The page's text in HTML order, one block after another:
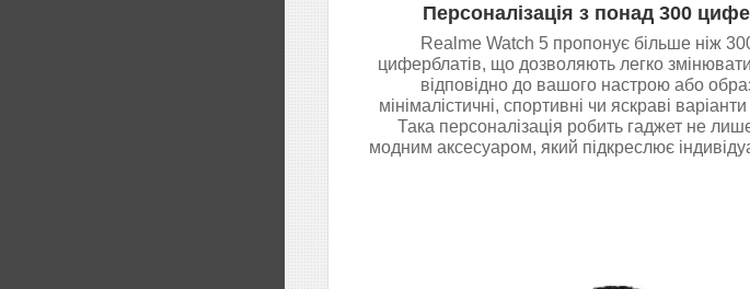
Персоналізація з понад 300
Realme Watch 5 пропонує більше ніж
циферблатів, що дозволяють легко
відповідно до вашого настрою або
мінімалістичні, спортивні чи яскраві
Така персоналізація робить гаджет не
модним аксесуаром, який підкреслює